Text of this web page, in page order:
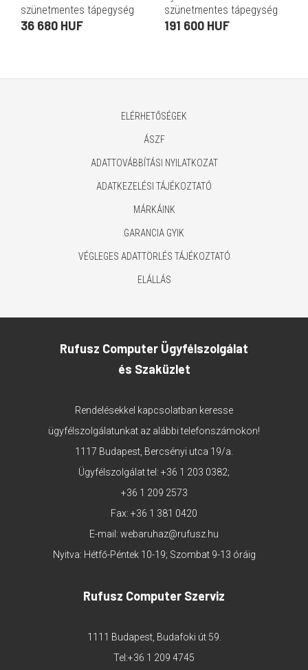
szünetmentes tápegység
(6x IEC C13, 750 VA, 410 W,
36 680 HUF
szünetmentes tápegység
(online, torony, 1500 VA,
191 600 HUF
ELÉRHETŐSÉGEK
ÁSZF
ADATTOVÁBBÍTÁSI NYILATKOZAT
ADATKEZELÉSI TÁJÉKOZTATÓ
MÁRKÁINK
GARANCIA GYIK
VÉGLEGES ADATTÖRLÉS TÁJÉKOZTATÓ
ELÁLLÁS
Rufusz Computer Ügyfélszolgálat
és Szaküzlet
Rendelésekkel kapcsolatban keresse
ügyfélszolgálatunkat az alábbi telefonszámokon!
1117 Budapest, Bercsényi utca 19/a.
Ügyfélszolgálat tel: +36 1 203 0382;
+36 1 209 2573
Fax: +36 1 381 0420
E-mail: webaruhaz@rufusz.hu
Nyitva: Hétfő-Péntek 10-19; Szombat 9-13 óráig
Rufusz Computer Szerviz
1111 Budapest, Budafoki út 59.
Tel:+36 1 209 4745